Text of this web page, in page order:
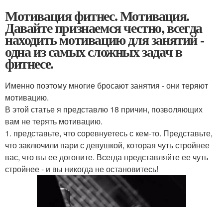
Мотивация фитнес. Мотивация.
Давайте признаемся честно, всегда
находить мотивацию для занятий -
одна из самых сложных задач в
фитнесе.
Именно поэтому многие бросают занятия - они теряют
мотивацию.
В этой статье я представлю 18 причин, позволяющих
вам не терять мотивацию.
1. представьте, что соревнуетесь с кем-то. Представьте,
что заключили пари с девушкой, которая чуть стройнее
вас, что вы ее догоните. Всегда представляйте ее чуть
стройнее - и вы никогда не остановитесь!